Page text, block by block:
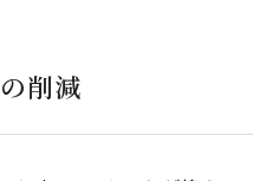
削減